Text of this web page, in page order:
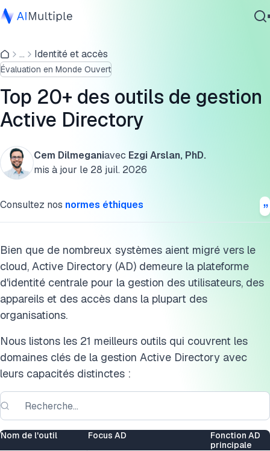
IA agentique
cybersécurité
Données
Logiciel d'entreprise
Services
... Identité et accès
Évaluation en Monde Ouvert
Top 20+ des outils de gestion
Active Directory
Cem Dilmeganiavec Ezgi Arslan, PhD.
mis à jour le 28 juil. 2026
Consultez nos normes éthiques
Bien que de nombreux systèmes aient migré vers le
cloud, Active Directory (AD) demeure la plateforme
d'identité centrale pour la gestion des utilisateurs, des
appareils et des accès dans la plupart des
organisations.
Nous listons les 21 meilleurs outils qui couvrent les
domaines clés de la gestion Active Directory avec
leurs capacités distinctes :
Nom de l'outil Focus AD
Fonction AD
principale
Acronis BackupAgent Server
One Identity Active Roles
ManageEngine ADManager
SolarWinds Access Rights Manager
Cayosoft Administrator
Netwrix Directory Manager
Hyena
Softerra LDAP Administrator
Dameware Remote Support
Netwrix Auditor for Active Directory
LepideAuditor for AD
Varonis DatAdvantage for AD
Paessler PRTG Active Directory Monitor